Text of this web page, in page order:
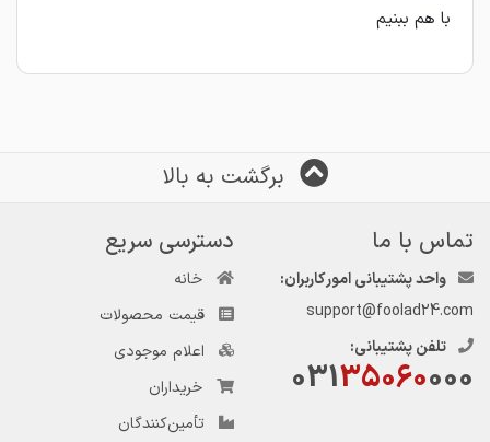
با هم ببنیم
برگشت به بالا
تماس با ما
واحد پشتیبانی امور کاربران:
support@foolad24.com
تلفن پشتیبانی:
03135060000
دسترسی سریع
خانه
قیمت محصولات
اعلام موجودی
خریداران
تأمین‌کنندگان